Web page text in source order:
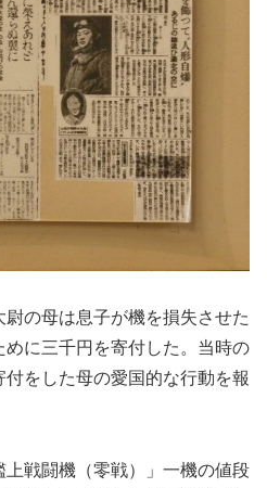
の母は息子が機を損失させた
に三千円を寄付した。当時の
をした母の愛国的な行動を報
戦闘機（零戦）」一機の値段